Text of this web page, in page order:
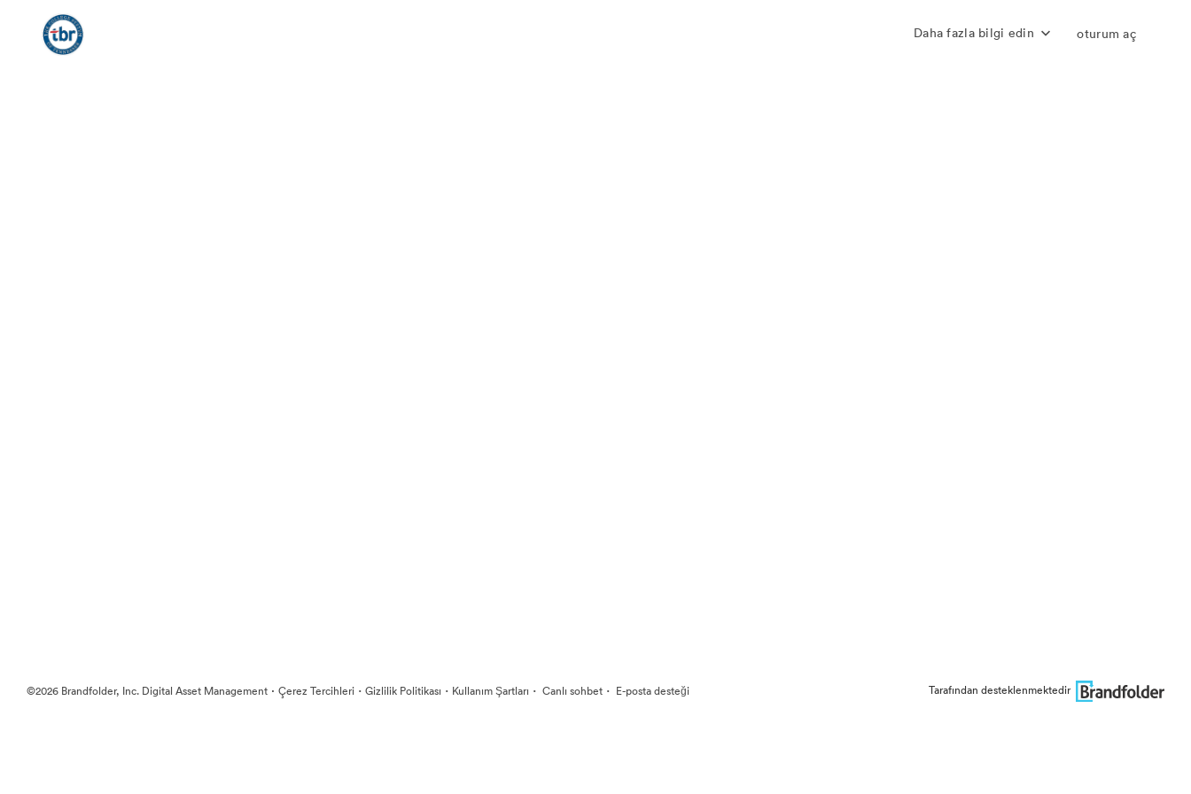
Daha fazla bilgi edin oturum aç
©2026 Brandfolder, Inc. Digital Asset Management · Çerez Tercihleri · Gizlilik Politikası · Kullanım Şartları · Canlı sohbet · E-posta desteği Tarafından desteklenmektedir